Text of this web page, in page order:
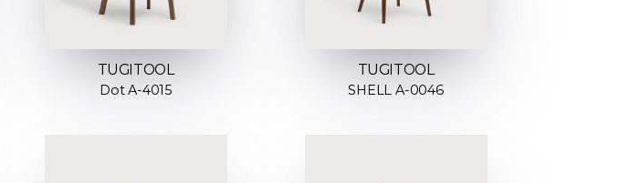
TUGITOOL
Dot A-4015
TUGITOOL
SHELL A-0046